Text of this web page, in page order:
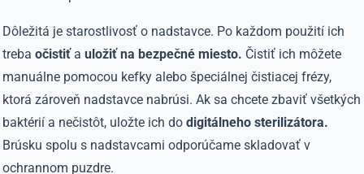
Dôležitá je starostlivosť o nadstavce. Po každom použití ich
trebaočistiťauložiť na bezpečné miesto. Čistiť ich môžete
manuálne pomocou kefky alebo špeciálnej čistiacej frézy,
ktorá zároveň nadstavce nabrúsi. Ak sa chcete zbaviť všetkých
baktérií a nečistôt, uložte ich dodigitálneho sterilizátora.
Brúsku spolu s nadstavcami odporúčame skladovať v
ochrannom puzdre.